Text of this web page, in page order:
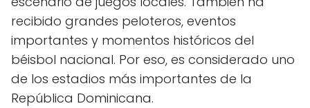
recibido grandes peloteros, eventos
importantes y momentos históricos del
béisbol nacional. Por eso, es considerado uno
de los estadios más importantes de la
República Dominicana.